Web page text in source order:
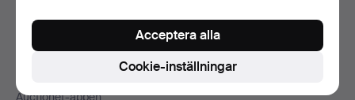
Auctionets garanti
Mer från Auctionet
Auctionet-appen
Cookie-inställningar
Acceptera alla